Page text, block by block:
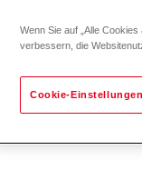
DN 20 -
Wenn Sie auf „Alle
verbessern, die
Cookie-Einstellungen